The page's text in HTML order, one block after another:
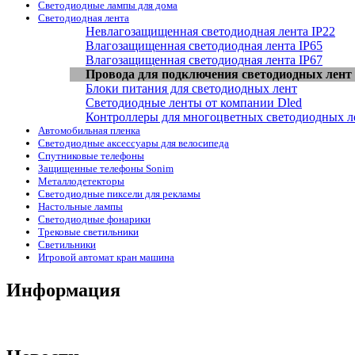
Светодиодные лампы для дома
Светодиодная лента
Невлагозащищенная светодиодная лента IP22
Влагозащищенная светодиодная лента IP65
Влагозащищенная светодиодная лента IP67
Провода для подключения светодиодных лент
Блоки питания для светодиодных лент
Светодиодные ленты от компании Dled
Контроллеры для многоцветных светодиодных
Автомобильная пленка
Светодиодные аксессуары для велосипеда
Спутниковые телефоны
Защищенные телефоны Sonim
Металлодетекторы
Светодиодные пиксели для рекламы
Настольные лампы
Светодиодные фонарики
Трековые светильники
Светильники
Игровой автомат кран машина
Информация